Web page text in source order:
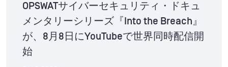
OPSWATサイバーセキュリティ・ドキュ
メンタリーシリーズ『Into the Breach』
が、8月8日にYouTubeで世界同時配信開
始